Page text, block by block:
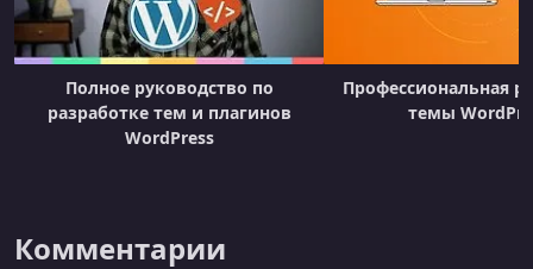
Полное руководство по
разработке тем и плагинов
WordPress
Профессиональная
темы
Комментарии